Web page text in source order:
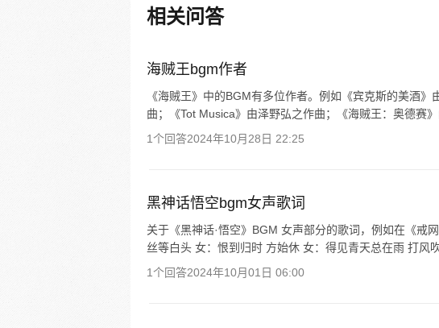
己与爷爷身上的秘密，张楚岚的生活被
彻底颠覆，与冯宝宝一同踏上“异人”之
相关问答
海贼王bgm作者
《海贼王》中的BGM有多位作者。例如《宾克斯的美酒
曲；《Tot Musica》由泽野弘之作曲；《海贼王：奥德赛》
1个回答2024年10月28日 22:25
黑神话悟空bgm女声歌词
关于《黑神话·悟空》BGM 女声部分的歌词，例如在《戒
丝等白头 女：恨到归时 方始休 女：得见青天总在雨 打风
1个回答2024年10月01日 06:00